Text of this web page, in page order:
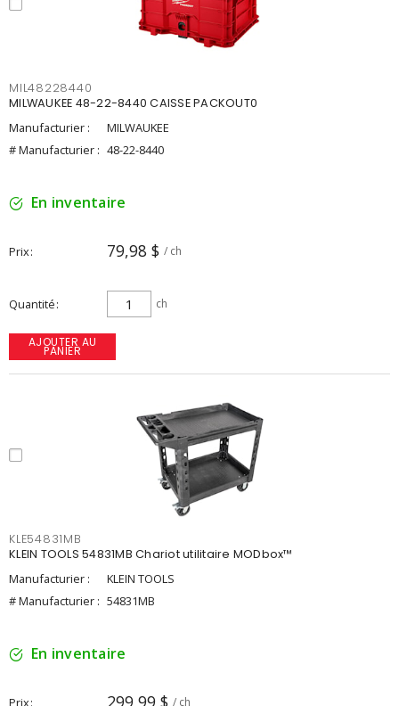
MIL48228440
MILWAUKEE 48-22-8440 CAISSE PACKOUT0
Manufacturier :
MILWAUKEE
# Manufacturier : 48-22-8440
En inventaire
Prix 79,98 $ / ch
Quantité ch
AJOUTER AU
PANIER
KLE54831MB
KLEIN TOOLS 54831MB Chariot utilitaire MODbox™
Manufacturier :
KLEIN TOOLS
# Manufacturier : 54831MB
En inventaire
Prix 299,99 $ / ch